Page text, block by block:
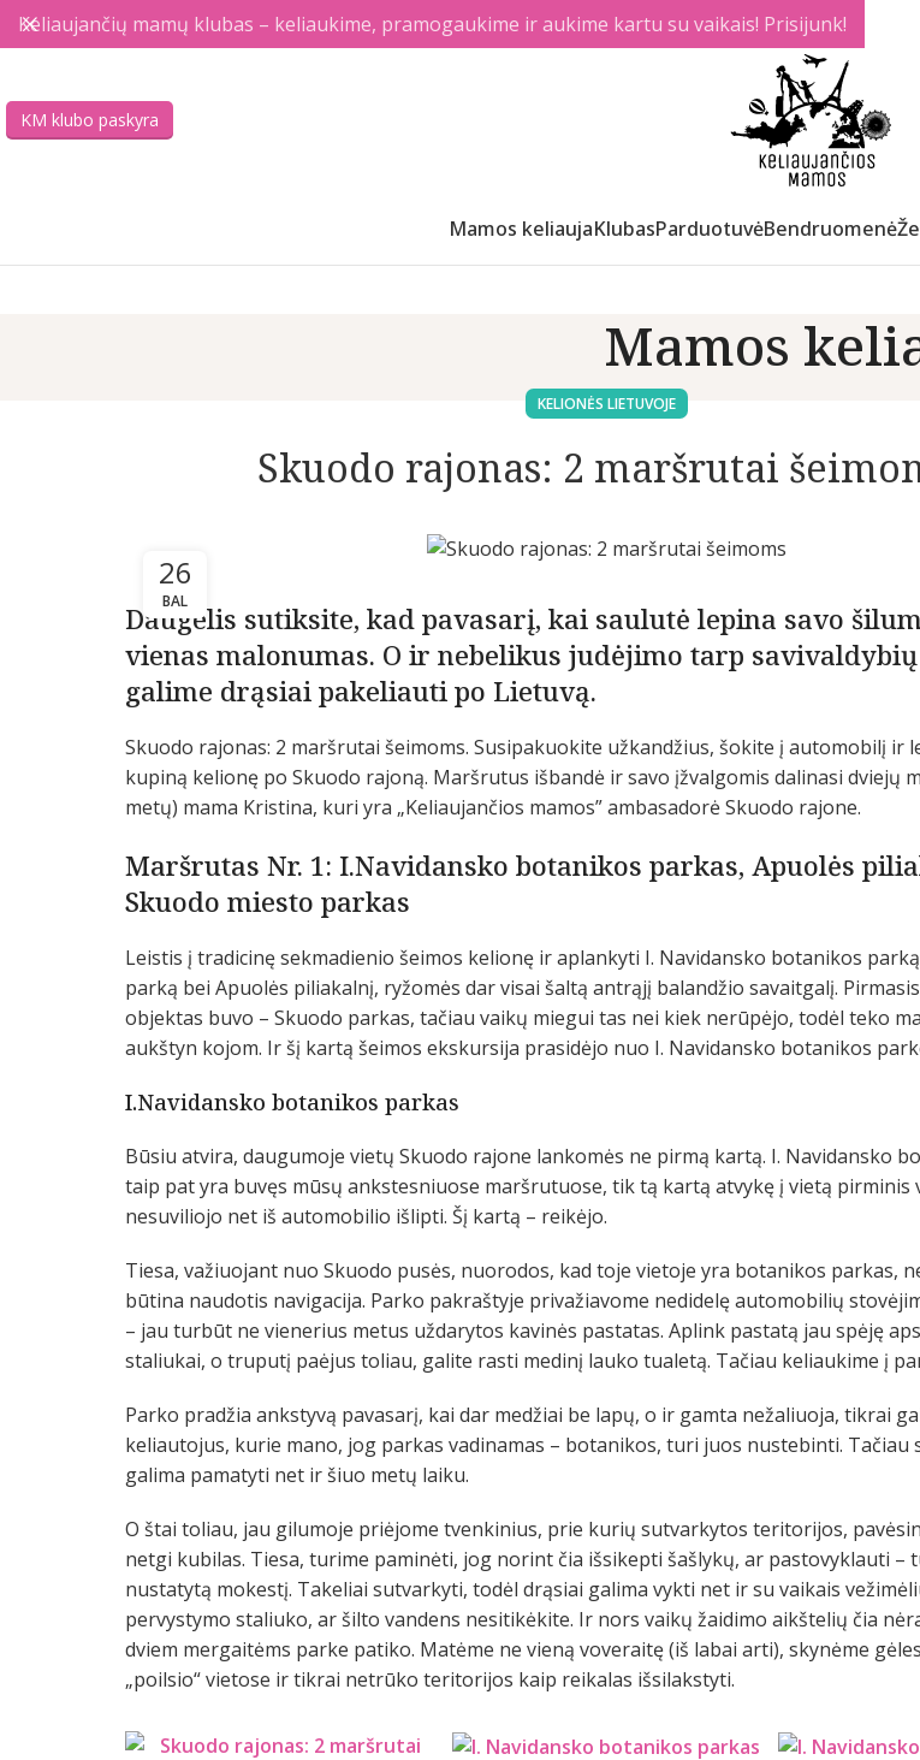
KM klubo paskyra
Mamos keliaujaKlubasParduotuvėBendruomenė
Mamos
KELIONĖS LIETUVOJE
Skuodo rajonas: 2 maršrutai
26
BAL
Daugelis sutiksite, kad pavasarį, kai saulutė lepina savo
vienas malonumas. O ir nebelikus judėjimo tarp
galime drąsiai pakeliauti po Lietuvą.
Skuodo rajonas: 2 maršrutai šeimoms. Susipakuokite užkandžius, šokite į automobilį ir
kupiną kelionę po Skuodo rajoną. Maršrutus išbandė ir savo įžvalgomis dalinasi dviejų
metų) mama Kristina, kuri yra „Keliaujančios mamos” ambasadorė Skuodo rajone.
Maršrutas Nr. 1: I.Navidansko botanikos parkas, Apuolės
Skuodo miesto parkas
Leistis į tradicinę sekmadienio šeimos kelionę ir aplankyti I. Navidansko botanikos
parką bei Apuolės piliakalnį, ryžomės dar visai šaltą antrąjį balandžio savaitgalį.
objektas buvo – Skuodo parkas, tačiau vaikų miegui tas nei kiek nerūpėjo, todėl teko
aukštyn kojom. Ir šį kartą šeimos ekskursija prasidėjo nuo I. Navidansko botanikos
I.Navidansko botanikos parkas
Būsiu atvira, daugumoje vietų Skuodo rajone lankomės ne pirmą kartą. I. Navidansko
taip pat yra buvęs mūsų ankstesniuose maršrutuose, tik tą kartą atvykę į vietą pirminis
nesuviliojo net iš automobilio išlipti. Šį kartą – reikėjo.
Tiesa, važiuojant nuo Skuodo pusės, nuorodos, kad toje vietoje yra botanikos parkas,
būtina naudotis navigacija. Parko pakraštyje privažiavome nedidelę automobilių
– jau turbūt ne vienerius metus uždarytos kavinės pastatas. Aplink pastatą jau spėję
staliukai, o truputį paėjus toliau, galite rasti medinį lauko tualetą. Tačiau keliaukime į
Parko pradžia ankstyvą pavasarį, kai dar medžiai be lapų, o ir gamta nežaliuoja, tikrai
keliautojus, kurie mano, jog parkas vadinamas – botanikos, turi juos nustebinti. Tačiau
galima pamatyti net ir šiuo metų laiku.
O štai toliau, jau gilumoje priėjome tvenkinius, prie kurių sutvarkytos teritorijos,
netgi kubilas. Tiesa, turime paminėti, jog norint čia išsikepti šašlykų, ar pastovyklauti –
nustatytą mokestį. Takeliai sutvarkyti, todėl drąsiai galima vykti net ir su vaikais
pervystymo staliuko, ar šilto vandens nesitikėkite. Ir nors vaikų žaidimo aikštelių čia
dviem mergaitėms parke patiko. Matėme ne vieną voveraitę (iš labai arti), skynėme
„poilsio“ vietose ir tikrai netrūko teritorijos kaip reikalas išsilakstyti.
Keliaujančių mamų klubas – keliaukime, pramogaukime ir aukime kartu su vaikais! Prisijunk!